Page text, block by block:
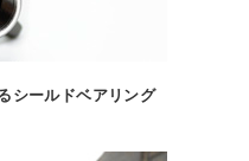
シールドベアリング